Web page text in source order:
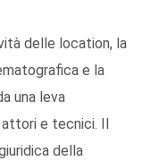
delle location, la
e la
una leva
e tecnici. Il
della